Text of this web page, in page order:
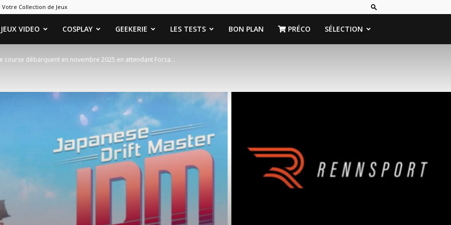
Votre Collection de Jeux
JEUX VIDEO COSPLAY GEEKERIE LES TESTS BON PLAN PRÉCO SÉLECTION
course débarquent en novembre 2025 en attendant Forza...